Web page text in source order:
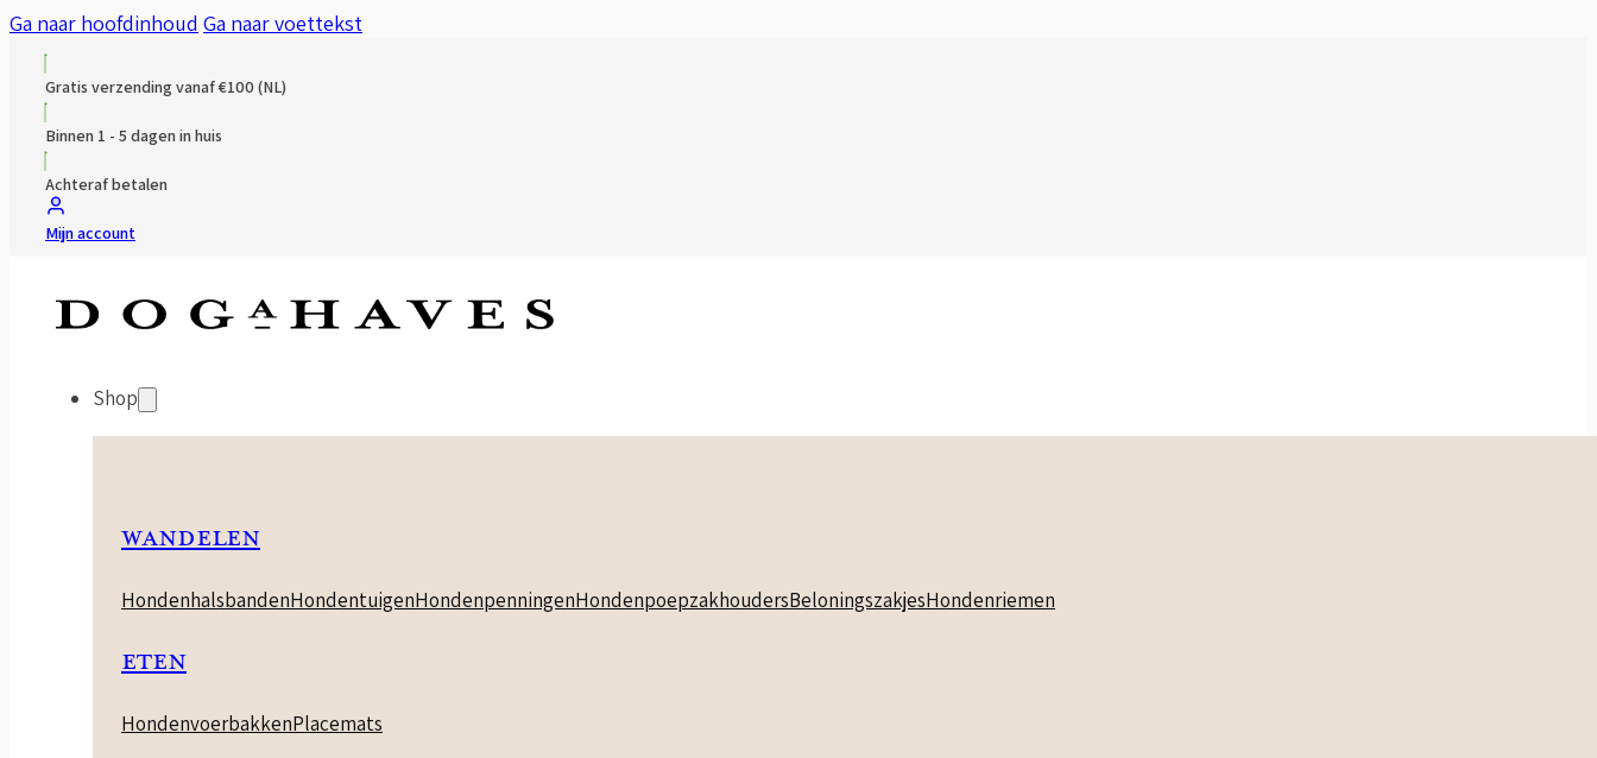
Ga naar hoofdinhoud Ga naar voettekst
Gratis verzending vanaf €100 (NL)
Binnen 1 - 5 dagen in huis
Achteraf betalen
Mijn account
Shop
WANDELEN
HondenhalsbandenHondentuigenHondenpenningenHondenpoepzakhoudersBeloningszakjesHondenriemen
ETEN
HondenvoerbakkenPlacemats